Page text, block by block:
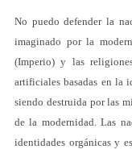
No puedo defender la
imaginado por la
(Imperio) y las
artificiales basadas en la
siendo destruida por las
de la modernidad. Las
identidades orgánicas y